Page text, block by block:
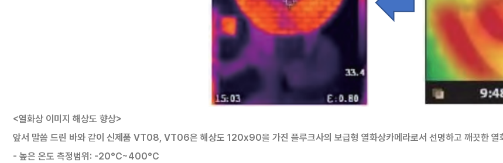
<열화상 이미지 해상도 향상>
앞서 말씀 드린 바와 같이 신제품 VT08, VT06은 해상도 120x90을 가진 플루크사의 보급형 열화상카메라로서 선명하고 깨끗한 열
- 높은 온도 측정범위: -20°C~400°C